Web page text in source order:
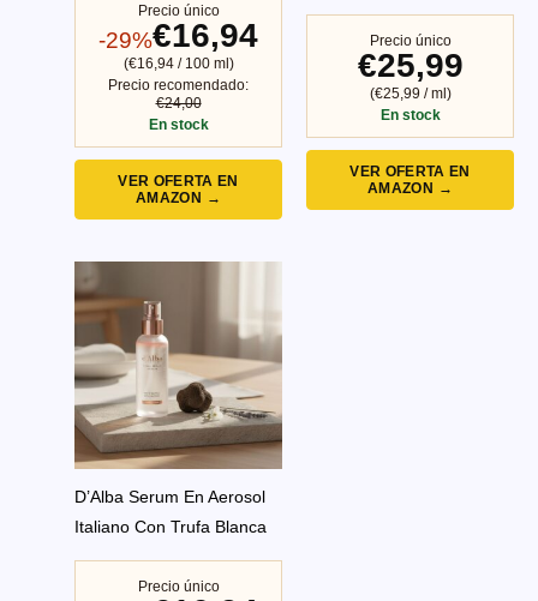
Precio único
-29%€16,94
(€16,94 / 100 ml)
Precio recomendado:
€24,00
En stock
VER OFERTA EN
AMAZON →
Precio único
€25,99
(€25,99 / ml)
En stock
VER OFERTA EN
AMAZON →
D’Alba Serum En Aerosol
Italiano Con Trufa Blanca
Precio único